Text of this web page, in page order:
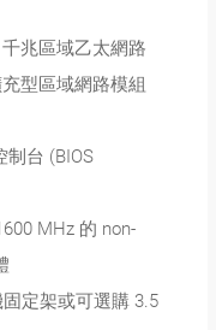
兆區域乙太網路
型區域網路模組
台 (BIOS
MHz 的 non-
定架或可選購 3.5